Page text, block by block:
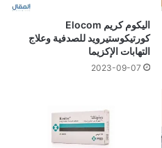
اليكوم كريم Elocom
كورتيكوستيرويد للصدفية وعلاج
التهابات الإكزيما
2023-09-07